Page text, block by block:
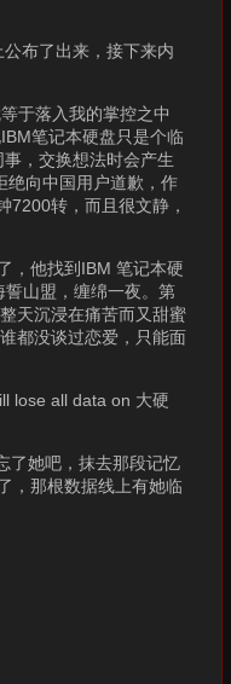
布了出来，接下来内
于落入我的掌控之中
笔记本硬盘只是个临
，交换想法时会产生
向中国用户道歉，作
转，而且很文静，
，他找到IBM 笔记本硬
山盟，缠绵一夜。第
天沉浸在痛苦而又甜蜜
都没谈过恋爱，只能面
lose all data on 大硬
了她吧，抹去那段记忆
，那根数据线上有她临